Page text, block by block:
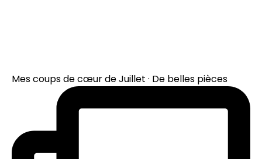
Mes coups de cœur de Juillet · De belles pièces